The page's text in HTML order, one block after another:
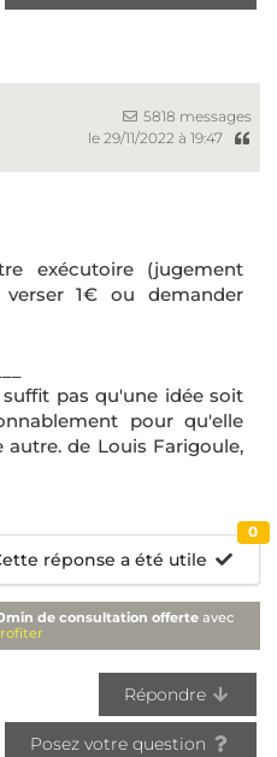
5818 messages
le 29/11/2022 à 19:47
exécutoire (jugement
1€ ou demander
pas qu'une idée soit
pour qu'elle
de Louis Farigoule,
réponse a été utile
0
de consultation offerte avec
Répondre
Posez votre question